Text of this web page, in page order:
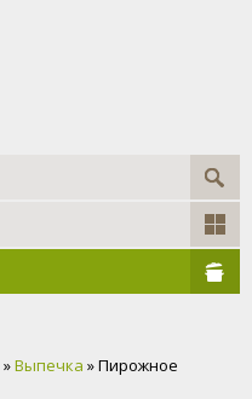
»Выпечка » Пирожное